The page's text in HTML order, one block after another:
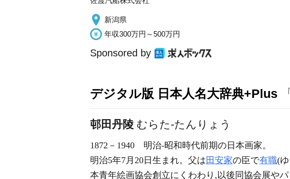
新潟県
年収300万円～500万円
Sponsored by
デジタル版 日本人名大辞典+Plus
邨田丹陵 むらた-たんりょう
1872－1940 明治-昭和時代前期の日本画家。
明治5年7月20日生まれ。父は 田安家の臣で有職(
本青年絵画協会創立にくわわり,以後同協会展や